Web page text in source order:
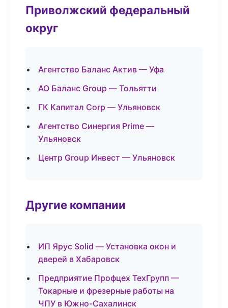
Приволжский федеральный
округ
Агентство Баланс Актив — Уфа
АО Баланс Group — Тольятти
ГК Капитал Corp — Ульяновск
Агентство Синергия Prime —
Ульяновск
Центр Group Инвест — Ульяновск
Другие компании
ИП Ярус Solid — Установка окон и
дверей в Хабаровск
Предприятие Профцех ТехГрупп —
Токарные и фрезерные работы на
ЧПУ в Южно-Сахалинск